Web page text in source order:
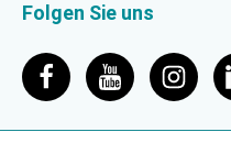
Folgen Sie uns